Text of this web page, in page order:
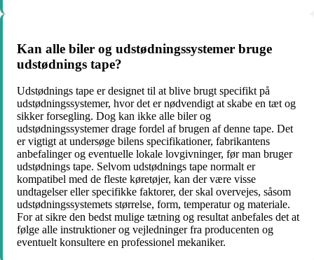
Kan alle biler og udstødningssystemer bruge
udstødnings tape?
Udstødnings tape er designet til at blive brugt specifikt på
udstødningssystemer, hvor det er nødvendigt at skabe en tæt og
sikker forsegling. Dog kan ikke alle biler og
udstødningssystemer drage fordel af brugen af denne tape. Det
er vigtigt at undersøge bilens specifikationer, fabrikantens
anbefalinger og eventuelle lokale lovgivninger, før man bruger
udstødnings tape. Selvom udstødnings tape normalt er
kompatibel med de fleste køretøjer, kan der være visse
undtagelser eller specifikke faktorer, der skal overvejes, såsom
udstødningssystemets størrelse, form, temperatur og materiale.
For at sikre den bedst mulige tætning og resultat anbefales det at
følge alle instruktioner og vejledninger fra producenten og
eventuelt konsultere en professionel mekaniker.